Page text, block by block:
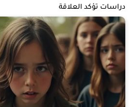
دراسات تؤكد العلاقة